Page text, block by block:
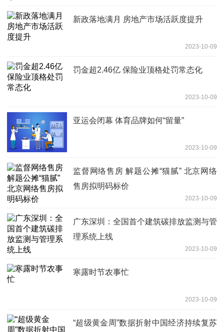
新政落地满月 房地产市场活跃度提升
2023-10-09
罚金超2.46亿 保险业顶格处罚常态化
2023-10-09
亚运会闭幕 体育品牌如何“留量”
2023-10-09
监督网络售房 解题公摊“猫腻” 北京网络
售房拟明码标价
2023-10-09
广东深圳：全国首个建筑碳排放监测与管
理系统上线
2023-10-09
寒露时节农事忙
2023-10-09
“超级黄金周”数据折射中国经济持续复苏